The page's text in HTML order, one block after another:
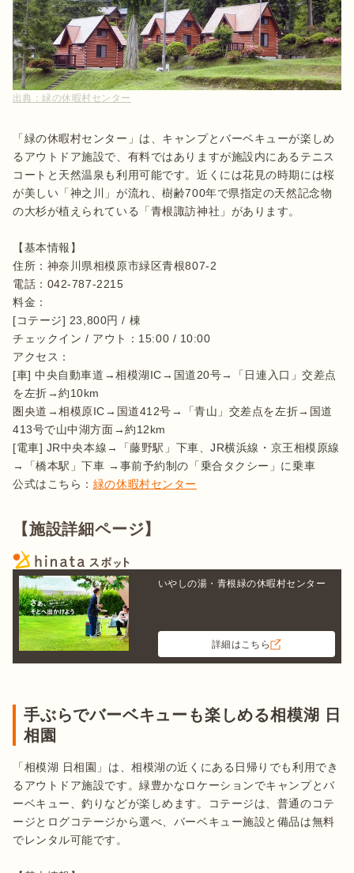
出典：緑の休暇村センター
「緑の休暇村センター」は、キャンプとバーベキューが楽しめ
るアウトドア施設で、有料ではありますが施設内にあるテニス
コートと天然温泉も利用可能です。近くには花見の時期には桜
が美しい「神之川」が流れ、樹齢700年で県指定の天然記念物
の大杉が植えられている「青根諏訪神社」があります。
【基本情報】
住所：神奈川県相模原市緑区青根807-2
電話：042-787-2215
料金：
[コテージ] 23,800円 / 棟
チェックイン / アウト：15:00 / 10:00
アクセス：
[車] 中央自動車道→相模湖IC→国道20号→「日連入口」交差点
を左折→約10km
圏央道→相模原IC→国道412号→「青山」交差点を左折→国道
413号で山中湖方面→約12km
[電車] JR中央本線→「藤野駅」下車、JR横浜線・京王相模原線
→「橋本駅」下車 →事前予約制の「乗合タクシー」に乗車
公式はこちら： 緑の休暇村センター
【施設詳細ページ】
いやしの湯・青根緑の休暇村センター
詳細はこちら
手ぶらでバーベキューも楽しめる相模湖 日
相園
「相模湖 日相園」は、相模湖の近くにある日帰りでも利用でき
るアウトドア施設です。緑豊かなロケーションでキャンプとバ
ーベキュー、釣りなどが楽しめます。コテージは、普通のコテ
ージとログコテージから選べ、バーベキュー施設と備品は無料
でレンタル可能です。